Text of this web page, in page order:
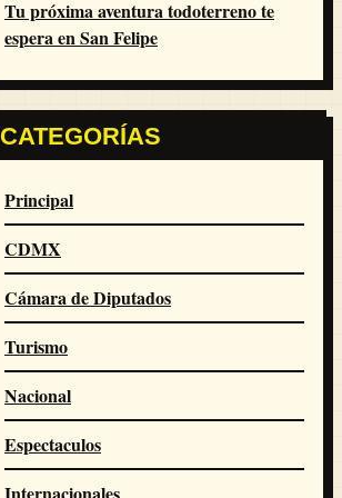
Tu próxima aventura todoterreno te
espera en San Felipe
CATEGORÍAS
Principal
CDMX
Cámara de Diputados
Turismo
Nacional
Espectaculos